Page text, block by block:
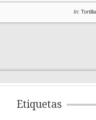
In:
Etiquetas